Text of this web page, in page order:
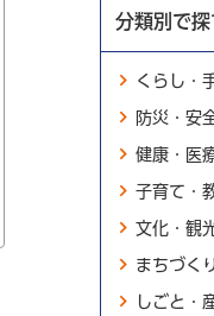
分類別で探
くらし・
防災・安
健康・医
子育て・
文化・観
まちづく
しごと・